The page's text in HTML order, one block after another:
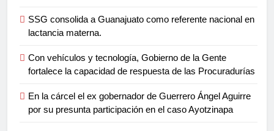
SSG consolida a Guanajuato como referente nacional en
lactancia materna.
Con vehículos y tecnología, Gobierno de la Gente
fortalece la capacidad de respuesta de las Procuradurías
En la cárcel el ex gobernador de Guerrero Ángel Aguirre
por su presunta participación en el caso Ayotzinapa